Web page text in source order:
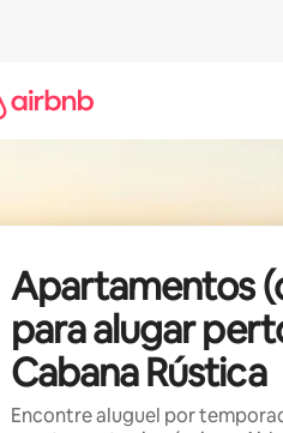
Apartamentos
para alugar
Cabana Rústica
Encontre aluguel por